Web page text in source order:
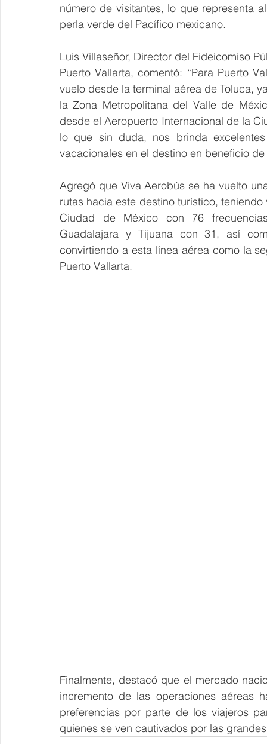
número de visitantes, lo que representa
perla verde del Pacífico mexicano.
Luis Villaseñor, Director del Fideicomiso
Puerto Vallarta, comentó: “Para Puerto
vuelo desde la terminal aérea de Toluca,
la Zona Metropolitana del Valle de
desde el Aeropuerto Internacional de la
lo que sin duda, nos brinda
vacacionales en el destino en beneficio
Agregó que Viva Aerobús se ha vuelto
rutas hacia este destino turístico,
Ciudad de México con 76
Guadalajara y Tijuana con 31, así
convirtiendo a esta línea aérea como la
Puerto Vallarta.
Finalmente, destacó que el mercado
incremento de las operaciones aéreas
preferencias por parte de los viajeros
quienes se ven cautivados por las